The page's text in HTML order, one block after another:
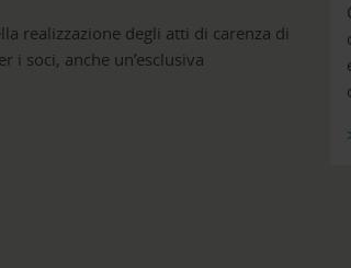
realizzazione degli atti di carenza di
soci, anche un’esclusiva